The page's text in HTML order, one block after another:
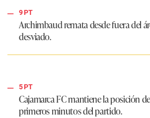
9 PT
Archimbaud remata desde fuera del
desviado.
5 PT
Cajamarca FC mantiene la posición
primeros minutos del partido.